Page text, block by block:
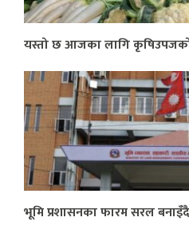
यस्तो छ आजका लागि
भूमि प्रशासनका फारम सरल बनाइँदै